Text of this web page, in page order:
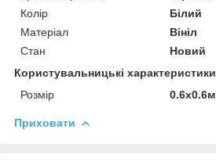
Колір
Білий
Матеріал
Вініл
Стан
Новий
Користувальницькі характеристики
Розмір
0.6х0.6м
Приховати